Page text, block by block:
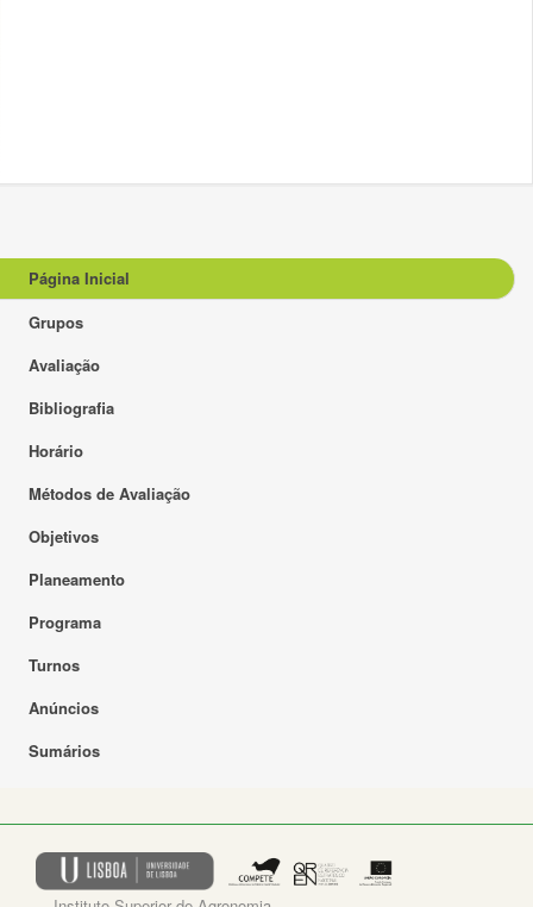
Página Inicial
Grupos
Avaliação
Bibliografia
Horário
Métodos de Avaliação
Objetivos
Planeamento
Programa
Turnos
Anúncios
Sumários